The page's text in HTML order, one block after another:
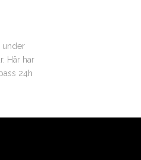
under
Här har
24h